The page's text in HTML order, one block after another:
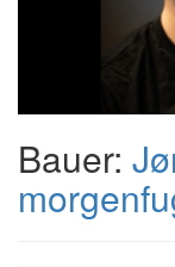
Bauer: